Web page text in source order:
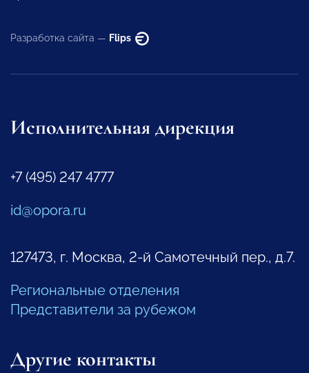
Разработка сайта — Flips
Исполнительная дирекция
+7 (495) 247 4777
id@opora.ru
127473, г. Москва, 2-й Самотечный пер., д.7.
Региональные отделения
Представители за рубежом
Другие контакты